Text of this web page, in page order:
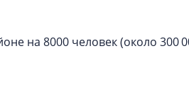
на 8000 человек (около 300